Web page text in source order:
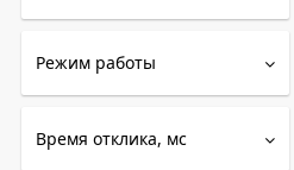
Режим работы
Время отклика, мс